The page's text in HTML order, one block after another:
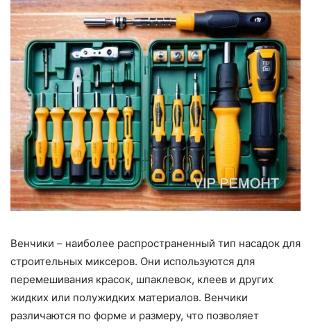
Венчики – наиболее распространенный тип насадок для
строительных миксеров. Они используются для
перемешивания красок, шпаклевок, клеев и других
жидких или полужидких материалов. Венчики
различаются по форме и размеру, что позволяет